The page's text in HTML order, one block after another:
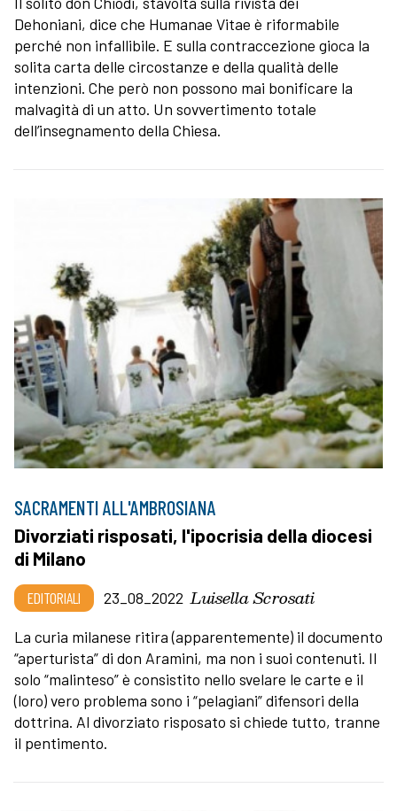
Dehoniani, dice che Humanae Vitae è riformabile
perché non infallibile. E sulla contraccezione gioca la
solita carta delle circostanze e della qualità delle
intenzioni. Che però non possono mai bonificare la
malvagità di un atto. Un sovvertimento totale
dell’insegnamento della Chiesa.
SACRAMENTI ALL'AMBROSIANA
Divorziati risposati, l'ipocrisia della diocesi
di Milano
EDITORIALI 23_08_2022 Luisella Scrosati
La curia milanese ritira (apparentemente) il documento
“aperturista” di don Aramini, ma non i suoi contenuti. Il
solo “malinteso” è consistito nello svelare le carte e il
(loro) vero problema sono i “pelagiani” difensori della
dottrina. Al divorziato risposato si chiede tutto, tranne
il pentimento.